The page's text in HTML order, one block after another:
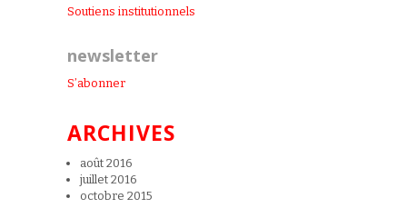
Soutiens institutionnels
newsletter
S’abonner
ARCHIVES
août 2016
juillet 2016
octobre 2015